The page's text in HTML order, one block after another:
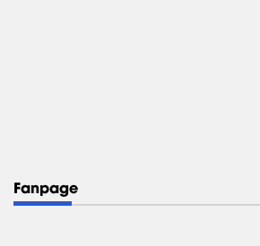
Fanpage